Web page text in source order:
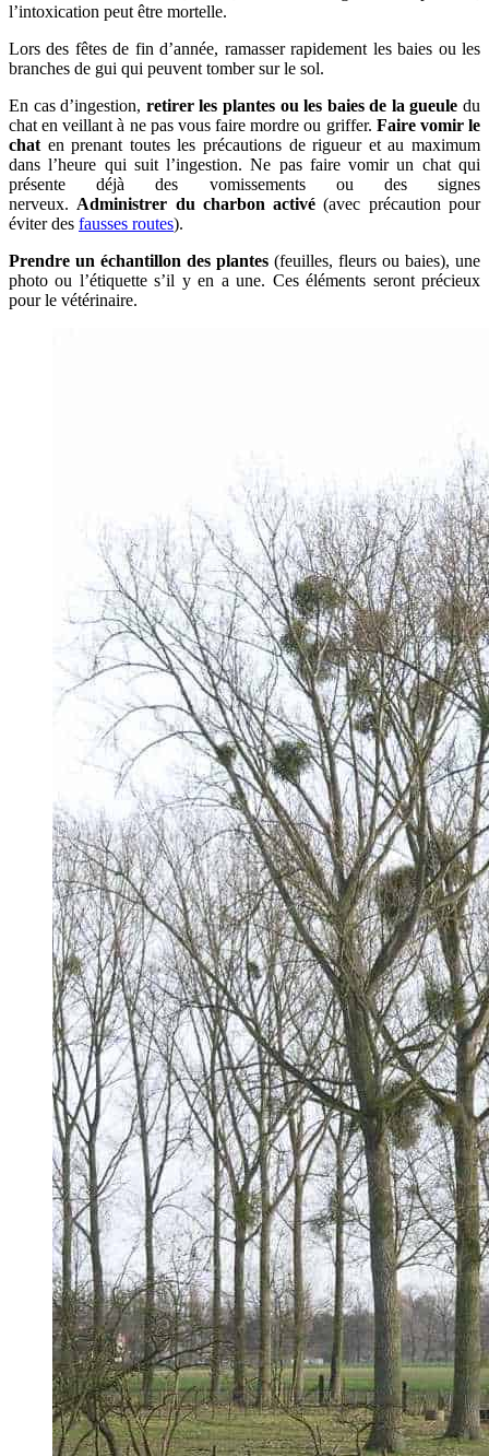
l’intoxication peut être mortelle.
Lors des fêtes de fin d’année, ramasser rapidement les baies ou les
branches de gui qui peuvent tomber sur le sol.
En cas d’ingestion, retirer les plantes ou les baies de la gueule du
chat en veillant à ne pas vous faire mordre ou griffer. Faire vomir le
chat en prenant toutes les précautions de rigueur et au maximum
dans l’heure qui suit l’ingestion. Ne pas faire vomir un chat qui
présente déjà des vomissements ou des signes
nerveux. Administrer du charbon activé(avec précaution pour
éviter des fausses routes).
Prendre un échantillon des plantes (feuilles, fleurs ou baies), une
photo ou l’étiquette s’il y en a une. Ces éléments seront précieux
pour le vétérinaire.